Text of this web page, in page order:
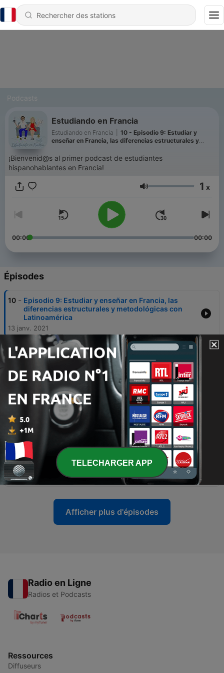
Podcasts
Estudiando en Francia
Estudiando en Francia
10 - Episodio 9: Estudiar y
enseñar en Francia, las diferencias estructurales y
¡Bienvenid@s al primer podcast de estudiantes
hispanohablantes en Francia!
Volume 1 x
00:00 00:00
Épisodes
10 - Episodio 9: Estudiar y enseñar en Francia, las
diferencias estructurales y metodológicas con
Latinoamérica
13 janv. 2021
9 - Episodio 8: La vida de músico y estudiante en
Francia.
Episodio 7: Médicos latinos en Francia, ¿es
posible?
05 déc. 2020
7 -
Episodio 6: De estudiante a trabajador, ¿cómo dar
ese salto?
22 nov. 2020
5 - Episodio especial COVID-19 y confinamiento.
01 nov. 2020
Afficher plus d'épisodes
Radio en Ligne
Radios et Podcasts
Ressources
Diffuseurs
TELECHARGER APP